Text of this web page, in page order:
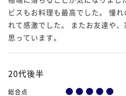
ビスもお料理も最高でした。 憧
れて感激でした。 またお友達や
思っています。
20代後半
総合点